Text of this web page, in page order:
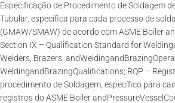
Especificação de Procedimento de Soldagem
Tubular, específica para cada processo de
(GMAW/SMAW) de acordo com ASME Boiler
Section IX – Qualification Standard for
Welders, Brazers,
WeldingandBrazingQualifications; RQP –
procedimento de Soldagem, específico para
registros do ASME Boiler